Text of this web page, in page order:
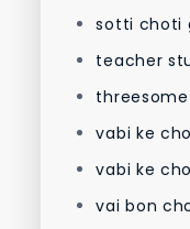
sotti choti
teacher
vabi ke
vabi ke
vai bon